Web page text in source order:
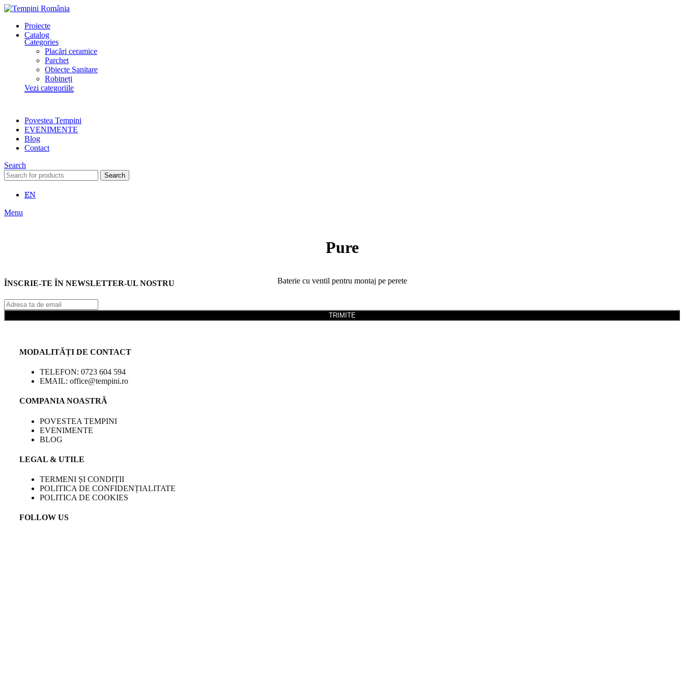
Proiecte
Catalog
Categories
Placări ceramice
Parchet
Obiecte Sanitare
Robineți
Vezi categoriile
Povestea Tempini
EVENIMENTE
Blog
Contact
Search
Search
EN
Menu
Pure
Baterie cu ventil pentru montaj pe perete
ÎNSCRIE-TE ÎN NEWSLETTER-UL NOSTRU
TRIMITE
MODALITĂȚI DE CONTACT
TELEFON: 0723 604 594
EMAIL: office@tempini.ro
COMPANIA NOASTRĂ
POVESTEA TEMPINI
EVENIMENTE
BLOG
LEGAL & UTILE
TERMENI ȘI CONDIȚII
POLITICA DE CONFIDENȚIALITATE
POLITICA DE COOKIES
FOLLOW US